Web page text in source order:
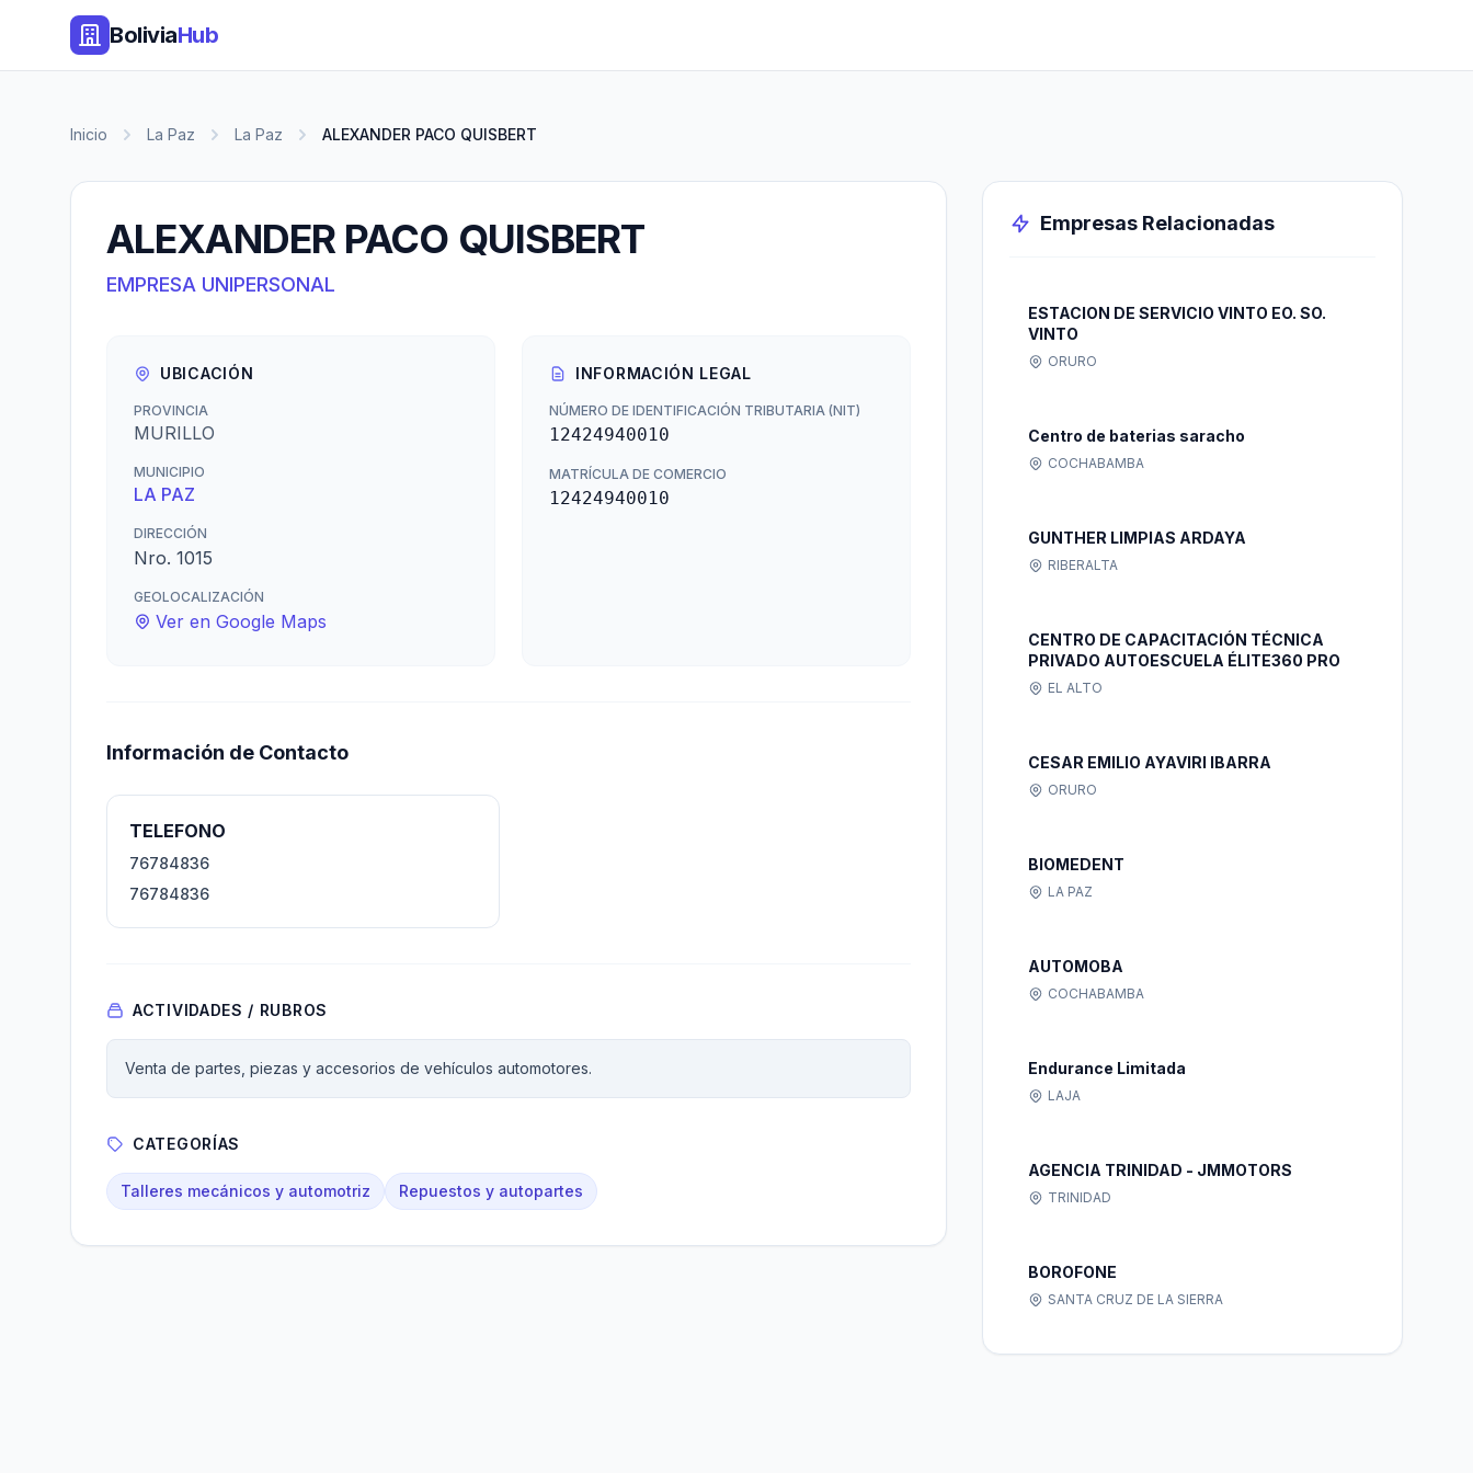
BoliviaHub
Inicio La Paz La Paz ALEXANDER PACO QUISBERT
ALEXANDER PACO QUISBERT
EMPRESA UNIPERSONAL
UBICACIÓN
PROVINCIA
MURILLO
MUNICIPIO
LA PAZ
DIRECCIÓN
Nro. 1015
GEOLOCALIZACIÓN
Ver en Google Maps
INFORMACIÓN LEGAL
NÚMERO DE IDENTIFICACIÓN TRIBUTARIA (NIT)
12424940010
MATRÍCULA DE COMERCIO
12424940010
Información de Contacto
TELEFONO
76784836
76784836
ACTIVIDADES / RUBROS
Venta de partes, piezas y accesorios de vehículos automotores.
CATEGORÍAS
Talleres mecánicos y automotriz Repuestos y autopartes
Empresas Relacionadas
ESTACION DE SERVICIO VINTO EO. SO.
VINTO
ORURO
Centro de baterias saracho
COCHABAMBA
GUNTHER LIMPIAS ARDAYA
RIBERALTA
CENTRO DE CAPACITACIÓN TÉCNICA
PRIVADO AUTOESCUELA ÉLITE360 PRO
EL ALTO
CESAR EMILIO AYAVIRI IBARRA
ORURO
BIOMEDENT
LA PAZ
AUTOMOBA
COCHABAMBA
Endurance Limitada
LAJA
AGENCIA TRINIDAD - JMMOTORS
TRINIDAD
BOROFONE
SANTA CRUZ DE LA SIERRA